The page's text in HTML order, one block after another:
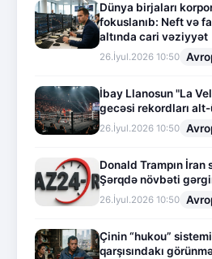
Dünya birjaları
fokuslanıb: Neft və
altında cari vəziyyət
26.İyul.2026 10:50
İbay Llanosun "La
gecəsi rekordları
26.İyul.2026 10:50
Donald Trampın İran
Şərqdə növbəti
26.İyul.2026 10:50
Çinin “hukou”
qarşısındakı